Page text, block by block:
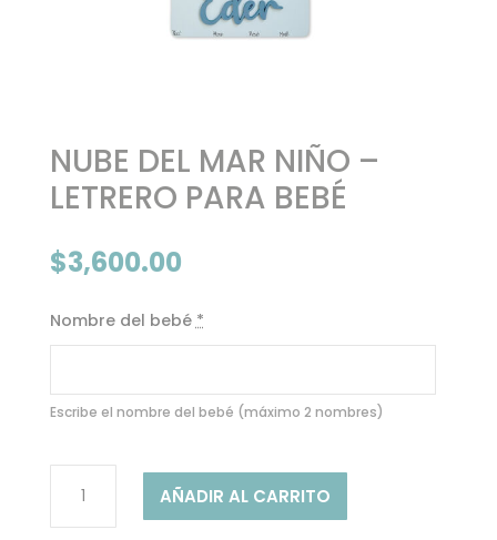
NUBE DEL MAR NIÑO –
LETRERO PARA BEBÉ
$3,600.00
Nombre del bebé *
Escribe el nombre del bebé (máximo 2 nombres)
MAR
AÑADIR AL CARRITO